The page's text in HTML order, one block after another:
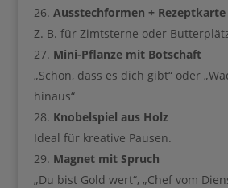
Ausstechformen + Rezeptkarte
Z. B. für Zimtsterne oder
Mini-Pflanze mit Botschaft
„Schön, dass es dich gibt“ oder
hinaus“
Knobelspiel aus Holz
Ideal für kreative Pausen.
Magnet mit Spruch
„Du bist Gold wert“, „Chef vom